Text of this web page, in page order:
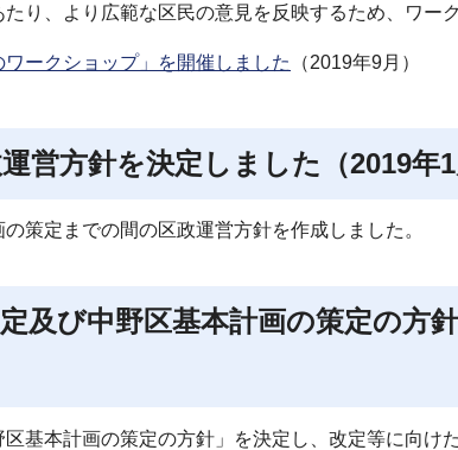
り、より広範な区民の意見を反映するため、ワー
ークショップ」を開催しました （2019年9月）
営方針を決定しました（2019年1
策定までの間の区政運営方針を作成しました。
及び中野区基本計画の策定の方
基本計画の策定の方針」を決定し、改定等に向け